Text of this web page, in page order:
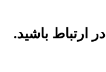
ارتباط باشید.